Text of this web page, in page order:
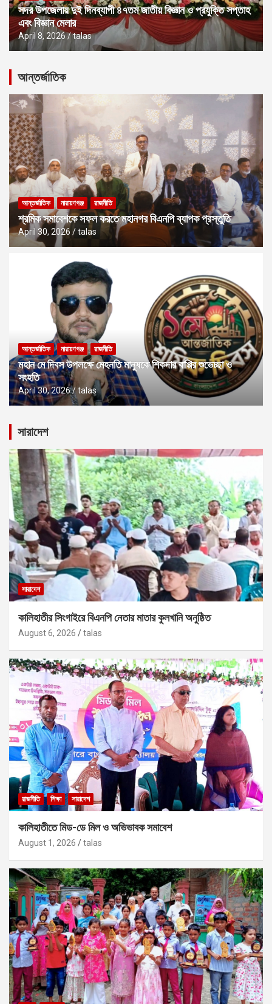
সদর উপজেলায় দুই দিনব্যাপী ৪৭তম জাতীয় বিজ্ঞান ও প্রযুক্তি সপ্তাহ
এবং বিজ্ঞান মেলার
April 8, 2026 talas
আন্তর্জাতিক
আন্তর্জাতিক নারায়ণগঞ্জ রাজনীতি
শ্রমিক সমাবেশকে সফল করতে মহানগর বিএনপি ব্যাপক প্রস্তুতি
April 30, 2026 talas
আন্তর্জাতিক নারায়ণগঞ্জ রাজনীতি
মহান মে দিবস উপলক্ষে মেহনতি মানুষকে শিকদার বাপ্পির শুভেচ্ছা ও
সংহতি
April 30, 2026 talas
সারাদেশ
সারাদেশ
কালিহাতীর সিংগাইরে বিএনপি নেতার মাতার কুলখানি অনুষ্ঠিত
August 6, 2026 talas
রাজনীতি শিক্ষা সারাদেশ
কালিহাতীতে মিড-ডে মিল ও অভিভাবক সমাবেশ
August 1, 2026 talas